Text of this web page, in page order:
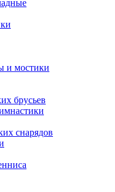
и мостики
брусьев
снарядов